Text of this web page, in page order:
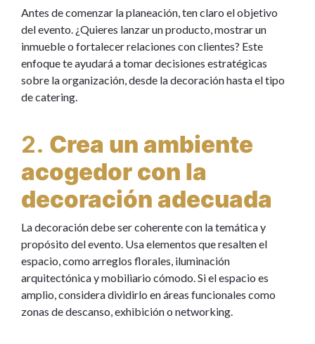
Antes de comenzar la planeación, ten claro el objetivo
del evento. ¿Quieres lanzar un producto, mostrar un
inmueble o fortalecer relaciones con clientes? Este
enfoque te ayudará a tomar decisiones estratégicas
sobre la organización, desde la decoración hasta el tipo
de catering.
2. Crea un ambiente
acogedor con la
decoración adecuada
La decoración debe ser coherente con la temática y
propósito del evento. Usa elementos que resalten el
espacio, como arreglos florales, iluminación
arquitectónica y mobiliario cómodo. Si el espacio es
amplio, considera dividirlo en áreas funcionales como
zonas de descanso, exhibición o networking.